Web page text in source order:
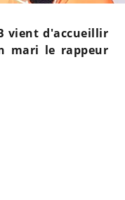
vient d'accueillir
mari le rappeur